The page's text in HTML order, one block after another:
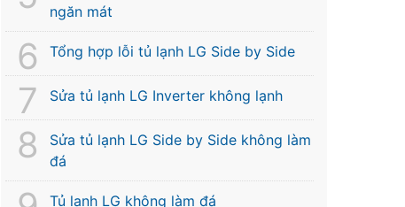
ngăn mát
Tổng hợp lỗi tủ lạnh LG Side by Side
Sửa tủ lạnh LG Inverter không lạnh
Sửa tủ lạnh LG Side by Side không làm
đá
Tủ lạnh LG không làm đá